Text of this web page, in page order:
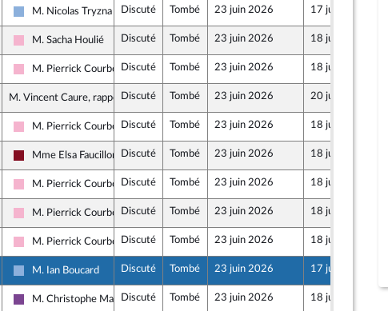
Droite Républicaine
M. Nicolas Tryzna Discuté Tombé 23 juin 2026 17 juin 2026
Socialistes et apparentés
M. Sacha Houlié Discuté Tombé 23 juin 2026 18 juin 2026
Socialistes et apparentés
M. Pierrick CourbonDiscuté Tombé 23 juin 2026 18 juin 2026
M. Vincent Caure, rapporteur
Discuté Tombé 23 juin 2026 20 juin 2026
Socialistes et apparentés
M. Pierrick CourbonDiscuté Tombé 23 juin 2026 18 juin 2026
Gauche Démocrate et Républicaine
Mme Elsa Faucillon Discuté Tombé 23 juin 2026 18 juin 2026
Socialistes et apparentés
M. Pierrick CourbonDiscuté Tombé 23 juin 2026 18 juin 2026
Socialistes et apparentés
M. Pierrick CourbonDiscuté Tombé 23 juin 2026 18 juin 2026
Socialistes et apparentés
M. Pierrick CourbonDiscuté Tombé 23 juin 2026 18 juin 2026
Droite Républicaine
M. Ian Boucard Discuté Tombé 23 juin 2026 17 juin 2026
Ensemble pour la République
M. Christophe MarionDiscuté Tombé 23 juin 2026 18 juin 2026